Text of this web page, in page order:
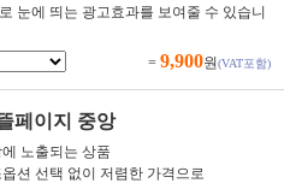
눈에 띄는 광고효과를 보여줄 수 있습니
= 9,900원(VAT포함)
페이지 중앙
노출되는 상품
션 선택 없이 저렴한 가격으로